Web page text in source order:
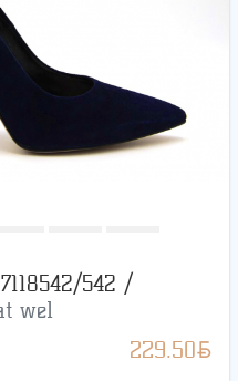
542 /
wel
229.50BYN